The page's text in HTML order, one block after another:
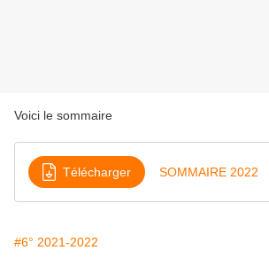
Voici le sommaire
Télécharger SOMMAIRE 2022
#6° 2021-2022